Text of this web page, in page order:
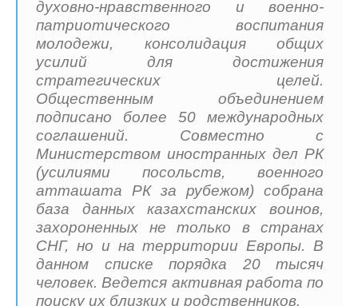
духовно-нравственного и военно-
патриотического воспитания
молодежи, консолидация общих
усилий для достижения
стратегических целей.
Общественным объединением
подписано более 50 международных
соглашений. Совместно с
Министерством иностранных дел РК
(усилиями посольств, военного
атташата РК за рубежом) собрана
база данных казахстанских воинов,
захороненных не только в странах
СНГ, но и на территории Европы. В
данном списке порядка 20 тысяч
человек. Ведется активная работа по
поиску их близких и родственников.